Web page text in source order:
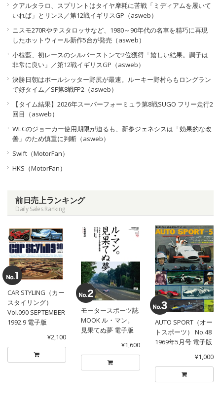
クアルタラロ、スプリントはタイヤ摩耗に苦戦「ミディアムを履いて
いれば」とリンス／第12戦イギリスGP（asweb）
ニスモ270Rやテスタロッサなど、1980～90年代の名車を精巧に再現
したホットウィール新作5台が発売（asweb）
小椋藍、初レースのシルバーストンで2位獲得「嬉しい結果。調子は
非常に良い」／第12戦イギリスGP（asweb）
決勝日朝はポールシッター野尻が最速。ルーキー野村らもロングラン
で好タイム／SF第8戦FP2（asweb）
【タイム結果】2026年スーパーフォーミュラ第8戦SUGO フリー走行2
回目（asweb）
WECのジョーカー使用期限が迫るも、新参ジェネシスは「効果的な改
善」のため慎重に判断（asweb）
Swift（MotorFan）
HKS（MotorFan）
前日売上ランキング
Daily Sales Ranking
CAR STYLING（カー
スタイリング）
Vol.090 SEPTEMBER
1992.9 電子版
¥2,100
モータースポーツ誌
MOOK ル・マン。
見果てぬ夢 電子版
¥1,600
AUTO SPORT（オー
トスポーツ） No.48
1969年5月号 電子版
¥1,000